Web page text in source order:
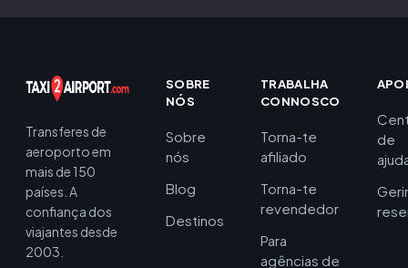
Transferes de
aeroporto em
mais de 150
países. A
confiança dos
viajantes desde
2003.
SOBRE
NÓS
Sobre
nós
Blog
Destinos
TRABALHA
CONNOSCO
Torna-te
afiliado
Torna-te
revendedor
Para
agências de
de
Gerir